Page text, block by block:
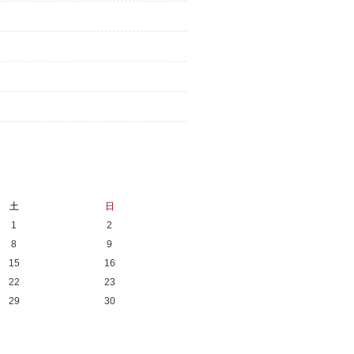
土
日
1
2
8
9
15
16
22
23
29
30